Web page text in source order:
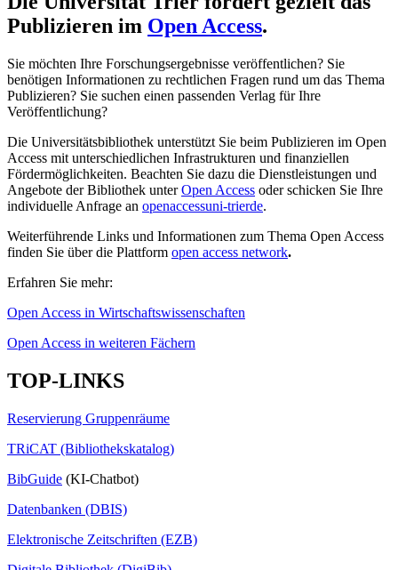
Publizieren im Open Access.
Sie möchten Ihre Forschungsergebnisse veröffentlichen? Sie
benötigen Informationen zu rechtlichen Fragen rund um das Thema
Publizieren? Sie suchen einen passenden Verlag für Ihre
Veröffentlichung?
Die Universitätsbibliothek unterstützt Sie beim Publizieren im Open
Access mit unterschiedlichen Infrastrukturen und finanziellen
Fördermöglichkeiten. Beachten Sie dazu die Dienstleistungen und
Angebote der Bibliothek unterOpen Access oder schicken Sie Ihre
individuelle Anfrage an openaccessuni-trierde.
Weiterführende Links und Informationen zum Thema Open Access
finden Sie über die Plattform open access network.
Erfahren Sie mehr:
Open Access in Wirtschaftswissenschaften
Open Access in weiteren Fächern
TOP-LINKS
Reservierung Gruppenräume
TRiCAT (Bibliothekskatalog)
BibGuide (KI-Chatbot)
Datenbanken (DBIS)
Elektronische Zeitschriften (EZB)